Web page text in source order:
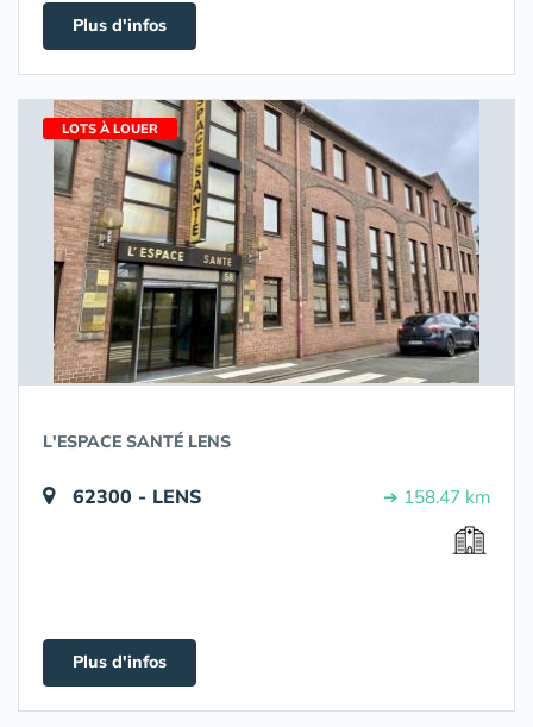
Plus d'infos
LOTS À LOUER
L'ESPACE SANTÉ LENS
62300 - LENS ➔ 158.47 km
Plus d'infos